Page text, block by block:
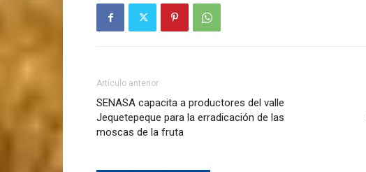
Artículo anterior
SENASA capacita a productores del valle
Jequetepeque para la erradicación de las
moscas de la fruta